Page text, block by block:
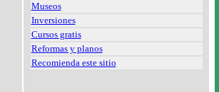
Museos
Inversiones
Cursos gratis
Reformas y planos
Recomienda este sitio